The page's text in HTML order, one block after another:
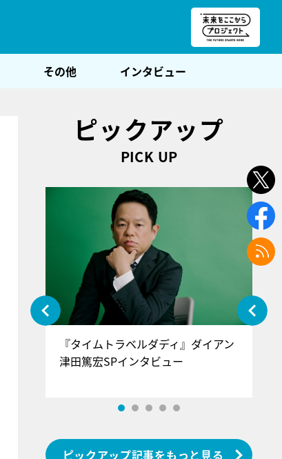
その他 インタビュー
ピックアップ
PICK UP
『タイムトラベルダディ』ダイアン
津田篤宏SPインタビュー
ピックアップ記事をもっと見る